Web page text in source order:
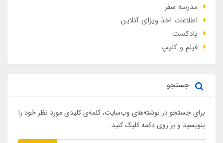
مدرسه سفر
اطلاعات اخذ ویزای آنلاین
پادکست
فیلم و کلیپ
جستجو
برای جستجو در نوشته‌های وب‌سایت، کلمه‌ی کلیدی مورد نظر خود را
بنویسید و بر روی دکمه کلیک کنید.